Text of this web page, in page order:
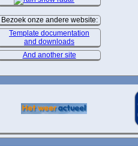
Bezoek onze andere website:
Template documentation
and downloads
And another site